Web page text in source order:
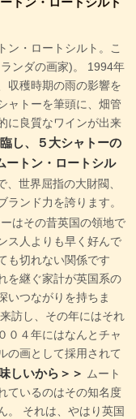
ン・ロートシルト。こ
ンダの画家)。 1994年
収穫時期の雨の影響を
ャトーを筆頭に、畑管
に良質なワインが出来
し、５大シャトーの
ートン・ロートシル
世界屈指の大財閥、
ンド力を誇ります。
はその昔英国の領地で
ス人よりも早く好んで
も切れない関係です
を継ぐ家計が英国系の
いつながりを持ちま
訪し、その年にはそれ
０４年にはなんとチャ
の画として採用されて
しいから＞＞
ムート
ているのはその知名度
。 それは、やはり英国